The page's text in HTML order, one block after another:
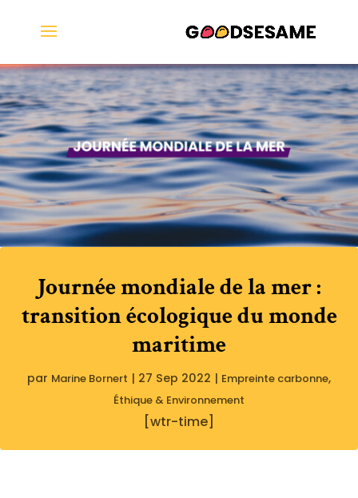
Journée mondiale de la mer :
transition écologique du monde
maritime
par Marine Bornert | 27 Sep 2022 | Empreinte carbonne,
Éthique & Environnement
[wtr-time]